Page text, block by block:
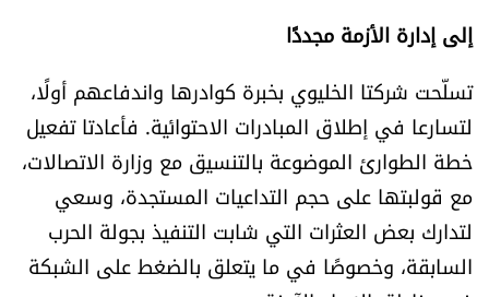
إلى إدارة الأزمة مجددًا
تسلّحت شركتا الخليوي بخبرة كوادرها واندفاعهم أولًا،
لتسارعا في إطلاق المبادرات الاحتوائية. فأعادتا تفعيل
خطة الطوارئ الموضوعة بالتنسيق مع وزارة الاتصالات،
مع قولبتها على حجم التداعيات المستجدة، وسعي
لتدارك بعض العثرات التي شابت التنفيذ بجولة الحرب
السابقة، وخصوصًا في ما يتعلق بالضغط على الشبكة